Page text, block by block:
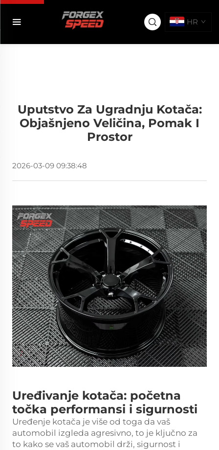
HR
Uputstvo Za Ugradnju Kotača:
Objašnjeno Veličina, Pomak I
Prostor
2026-03-09 09:38:48
Uređivanje kotača: početna
točka performansi i sigurnosti
Uređenje kotača je više od toga da vaš
automobil izgleda agresivno, to je ključno za
to kako se vaš automobil drži, sigurnost i